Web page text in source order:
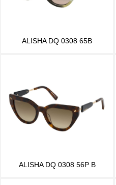
ALISHA DQ 0308 65B
ALISHA DQ 0308 56P B